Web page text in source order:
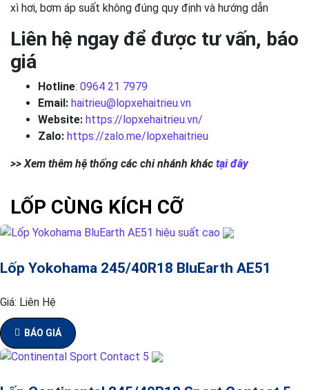
xì hơi, bơm áp suất không đúng quy định và hướng dẫn
Liên hệ ngay để được tư vấn, báo
giá
Hotline: 0964 21 7979
Email: haitrieu@lopxehaitrieu.vn
Website: https://lopxehaitrieu.vn/
Zalo: https://zalo.me/lopxehaitrieu
>> Xem thêm hệ thống các chi nhánh khác tại đây
LỐP CÙNG KÍCH CỠ
Lốp Yokohama 245/40R18 BluEarth AE51
Giá: Liên Hệ
BÁO GIÁ